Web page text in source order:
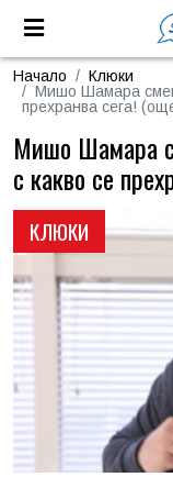
Начало
Клюки
Мишо Шамара
прехранва сега!
КЛЮКИ
Мишо Шамара
с какво се